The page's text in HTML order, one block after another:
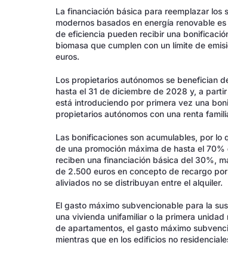
La financiación básica para reemplazar los
modernos basados en energía renovable
de eficiencia pueden recibir una
biomasa que cumplen con un límite de
euros.
Los propietarios autónomos se benefician
hasta el 31 de diciembre de 2028 y, a
está introduciendo por primera vez una
propietarios autónomos con una renta
Las bonificaciones son acumulables, por
de una promoción máxima de hasta el
reciben una financiación básica del 30%,
de 2.500 euros en concepto de recargo
aliviados no se distribuyan entre el alquiler.
El gasto máximo subvencionable para la
una vivienda unifamiliar o la primera
de apartamentos, el gasto máximo
mientras que en los edificios no